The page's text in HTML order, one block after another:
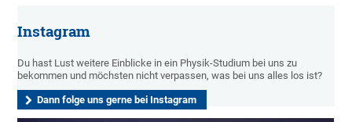
Instagram
Du hast Lust weitere Einblicke in ein Physik-Studium bei uns zu
bekommen und möchsten nicht verpassen, was bei uns alles los ist?
Dann folge uns gerne bei Instagram